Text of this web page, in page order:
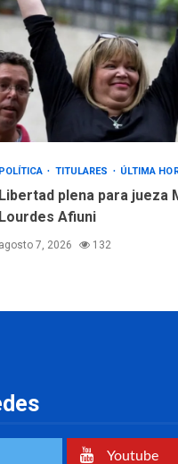
ÚLTIMA HORA
Libertad plena
jueza María
Afiuni
INTERNACIONALES
TITULARES
ÚLTIMA
España impone
controles
POLÍTICA TITULARES ÚLTIMA
Libertad plena para jueza
Lourdes Afiuni
agosto 7, 2026 132
Youtube